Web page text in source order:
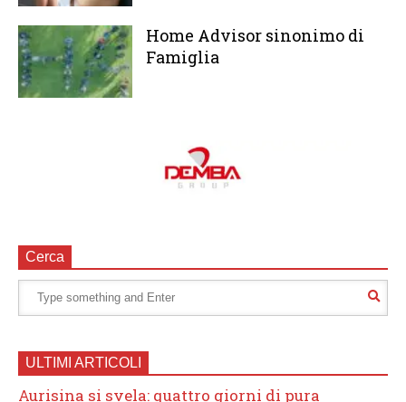
Home Advisor sinonimo di
Famiglia
Cerca
ULTIMI ARTICOLI
Aurisina si svela: quattro giorni di pura